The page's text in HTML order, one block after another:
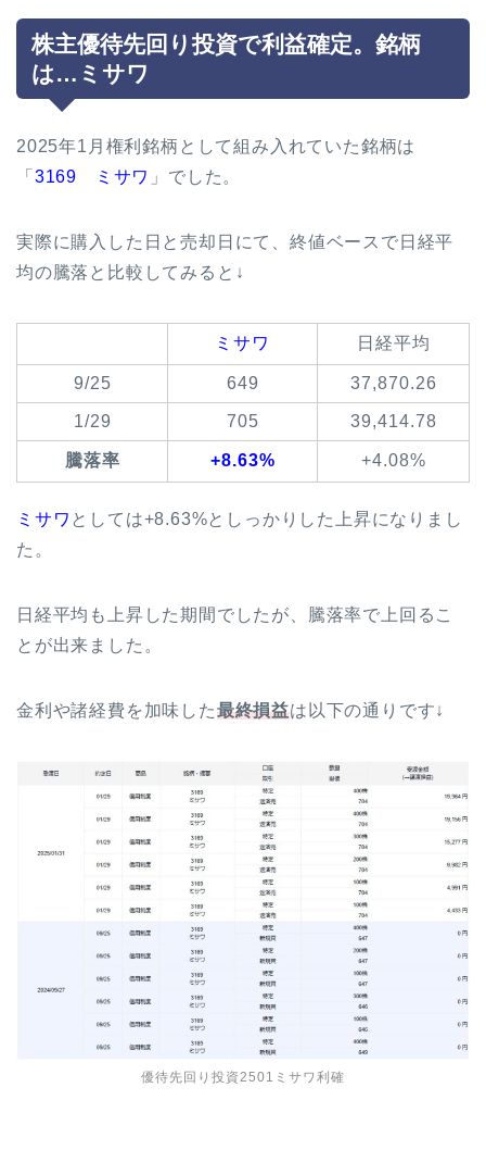
株主優待先回り投資で利益確定。銘柄
は…ミサワ
2025年1月権利銘柄として組み入れていた銘柄は
「 3169 ミサワ 」でした。
実際に購入した日と売却日にて、終値ベースで日経平
均の騰落と比較してみると↓
ミサワ 日経平均
9/25 649 37,870.26
1/29 705 39,414.78
騰落率 +8.63% +4.08%
ミサワ としては+8.63%としっかりした上昇になりまし
た。
日経平均も上昇した期間でしたが、騰落率で上回るこ
とが出来ました。
金利や諸経費を加味した最終損益は以下の通りです↓
優待先回り投資2501ミサワ利確